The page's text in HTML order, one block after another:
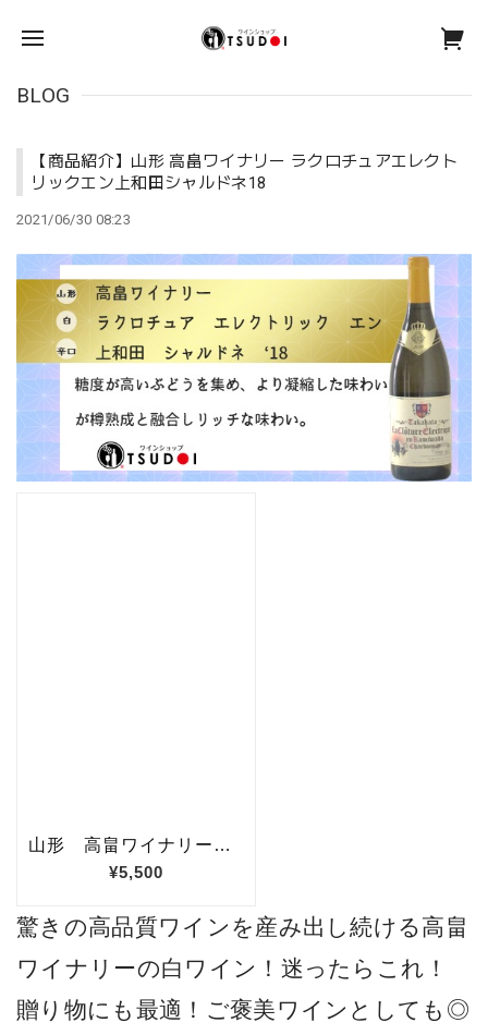
BLOG
【商品紹介】山形 高畠ワイナリー ラクロチュアエレクト
リックエン上和田シャルドネ18
2021/06/30 08:23
驚きの高品質ワインを産み出し続ける高畠
ワイナリーの白ワイン！迷ったらこれ！
贈り物にも最適！ご褒美ワインとしても◎